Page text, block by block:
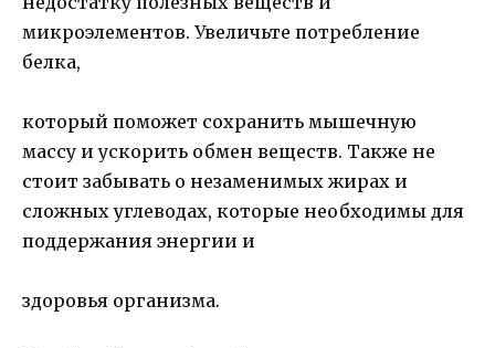
микроэлементов. Увеличьте потребление
белка,
который поможет сохранить мышечную
массу и ускорить обмен веществ. Также не
стоит забывать о незаменимых жирах и
сложных углеводах, которые необходимы для
поддержания энергии и
здоровья организма.